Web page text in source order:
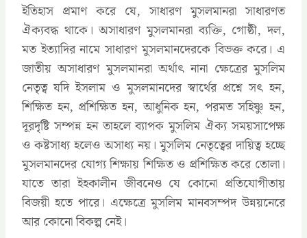
ইতিহাস প্রমাণ করে যে, সাধারণ মুসলমানরা সাধারণত
ঐক্যবদ্ধ থাকে। অসাধারণ মুসলমানরা ব্যক্তি, গোষ্ঠী, দল,
মত ইত্যাদির নামে সাধারণ মুসলমানদেরকে বিভক্ত করে। এ
জাতীয় অসাধারণ মুসলমানরা অর্থাৎ নানা ক্ষেত্রের মুসলিম
নেতৃত্ব যদি ইসলাম ও মুসলমানদের স্বার্থের প্রশ্নে সৎ হন,
শিক্ষিত হন, প্রশিক্ষিত হন, আধুনিক হন, পরমত সহিষ্ণু হন,
দূরদৃষ্টি সম্পন্ন হন তাহলে ব্যাপক মুসলিম ঐক্য সময়সাপেক্ষ
ও কষ্টসাধ্য হলেও অসাধ্য নয়। মুসলিম নেতৃত্বের দায়িত্ব হচ্ছে
মুসলমানদের যোগ্য শিক্ষায় শিক্ষিত ও প্রশিক্ষিত করে তোলা।
যাতে তারা ইহকালীন জীবনেও যে কোনো প্রতিযোগীতায়
বিজয়ী হতে পারে। এক্ষেত্রে মুসলিম মানবসম্পদ উন্নয়নেরে
আর কোনো বিকল্প নেই।